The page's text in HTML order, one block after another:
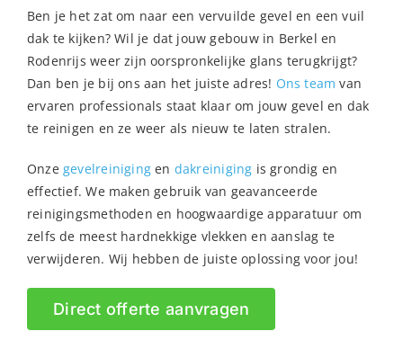
Ben je het zat om naar een vervuilde gevel en een vuil
dak te kijken? Wil je dat jouw gebouw in Berkel en
Rodenrijs weer zijn oorspronkelijke glans terugkrijgt?
Dan ben je bij ons aan het juiste adres! Ons team van
ervaren professionals staat klaar om jouw gevel en dak
te reinigen en ze weer als nieuw te laten stralen.
Onzegevelreiniging en dakreiniging is grondig en
effectief. We maken gebruik van geavanceerde
reinigingsmethoden en hoogwaardige apparatuur om
zelfs de meest hardnekkige vlekken en aanslag te
verwijderen. Wij hebben de juiste oplossing voor jou!
Direct offerte aanvragen